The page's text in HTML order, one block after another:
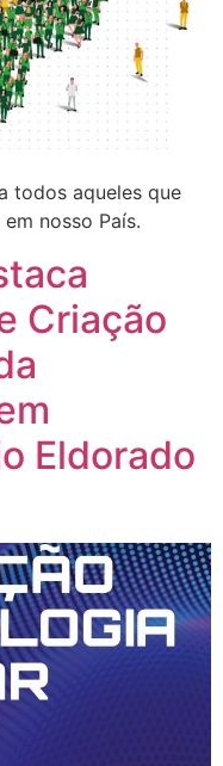
todos aqueles que
nosso País.
Criação
Eldorado